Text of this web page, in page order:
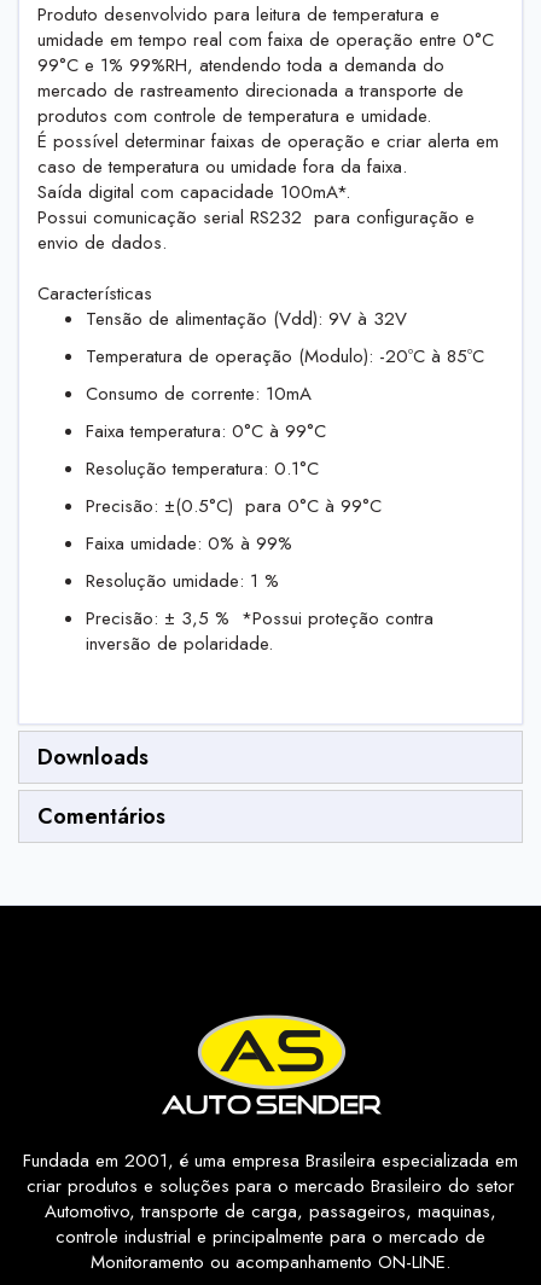
Produto desenvolvido para leitura de temperatura e
umidade em tempo real com faixa de operação entre 0°C
99°C e 1% 99%RH, atendendo toda a demanda do
mercado de rastreamento direcionada a transporte de
produtos com controle de temperatura e umidade.
É possível determinar faixas de operação e criar alerta em
caso de temperatura ou umidade fora da faixa.
Saída digital com capacidade 100mA*.
Possui comunicação serial RS232 para configuração e
envio de dados.
Características
Tensão de alimentação (Vdd): 9V à 32V
Temperatura de operação (Modulo): -20ºC à 85ºC
Consumo de corrente: 10mA
Faixa temperatura: 0°C à 99°C
Resolução temperatura: 0.1°C
Precisão: ±(0.5°C) para 0°C à 99°C
Faixa umidade: 0% à 99%
Resolução umidade: 1 %
Precisão: ± 3,5 % *Possui proteção contra
inversão de polaridade.
Downloads
Comentários
Fundada em 2001, é uma empresa Brasileira especializada em
criar produtos e soluções para o mercado Brasileiro do setor
Automotivo, transporte de carga, passageiros, maquinas,
controle industrial e principalmente para o mercado de
Monitoramento ou acompanhamento ON-LINE.